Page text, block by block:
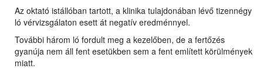
Az oktató istállóban tartott, a klinika tulajdonában lévő tizennégy
ló vérvizsgálaton esett át negatív eredménnyel.
További három ló fordult meg a kezelőben, de a fertőzés
gyanúja nem áll fent esetükben sem a fent említett körülmények
miatt.